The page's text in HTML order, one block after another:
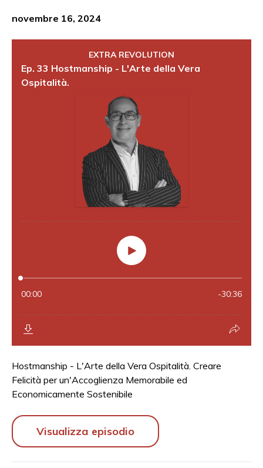
novembre 16, 2024
Hostmanship - L'Arte della Vera Ospitalità. Creare
Felicità per un'Accoglienza Memorabile ed
Economicamente Sostenibile
Visualizza episodio